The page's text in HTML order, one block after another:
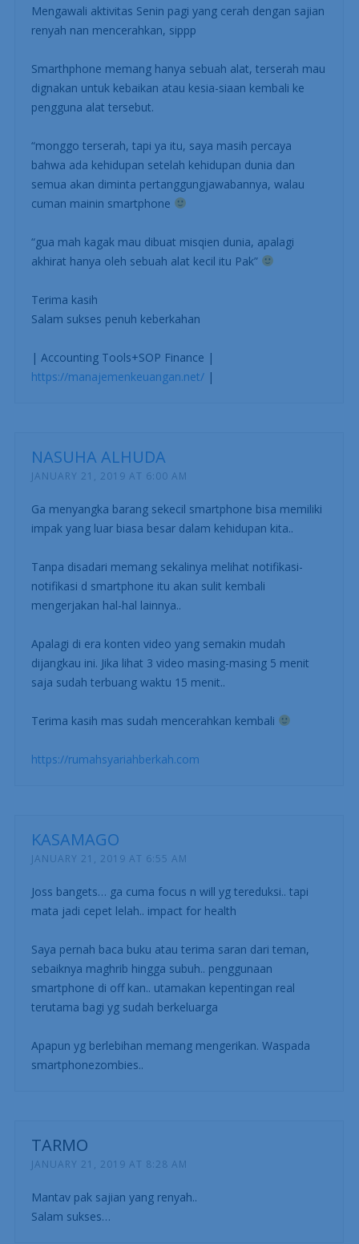
Mengawali aktivitas Senin pagi yang cerah dengan sajian
renyah nan mencerahkan, sippp
Smarthphone memang hanya sebuah alat, terserah mau
dignakan untuk kebaikan atau kesia-siaan kembali ke
pengguna alat tersebut.
“monggo terserah, tapi ya itu, saya masih percaya
bahwa ada kehidupan setelah kehidupan dunia dan
semua akan diminta pertanggungjawabannya, walau
cuman mainin smartphone
“gua mah kagak mau dibuat misqien dunia, apalagi
akhirat hanya oleh sebuah alat kecil itu Pak”
Terima kasih
Salam sukses penuh keberkahan
| Accounting Tools+SOP Finance |
https://manajemenkeuangan.net/|
NASUHA ALHUDA
JANUARY 21, 2019 AT 6:00 AM
Ga menyangka barang sekecil smartphone bisa memiliki
impak yang luar biasa besar dalam kehidupan kita..
Tanpa disadari memang sekalinya melihat notifikasi-
notifikasi d smartphone itu akan sulit kembali
mengerjakan hal-hal lainnya..
Apalagi di era konten video yang semakin mudah
dijangkau ini. Jika lihat 3 video masing-masing 5 menit
saja sudah terbuang waktu 15 menit..
Terima kasih mas sudah mencerahkan kembali
https://rumahsyariahberkah.com
KASAMAGO
JANUARY 21, 2019 AT 6:55 AM
Joss bangets… ga cuma focus n will yg tereduksi.. tapi
mata jadi cepet lelah.. impact for health
Saya pernah baca buku atau terima saran dari teman,
sebaiknya maghrib hingga subuh.. penggunaan
smartphone di off kan.. utamakan kepentingan real
terutama bagi yg sudah berkeluarga
Apapun yg berlebihan memang mengerikan. Waspada
smartphonezombies..
TARMO
JANUARY 21, 2019 AT 8:28 AM
Mantav pak sajian yang renyah..
Salam sukses…